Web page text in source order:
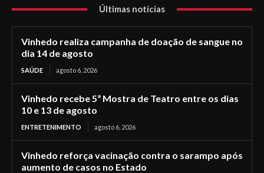
Últimas notícias
Vinhedo realiza campanha de doação de sangue no
dia 14 de agosto
SAÚDE agosto 6, 2026
Vinhedo recebe 5ª Mostra de Teatro entre os dias
10 e 13 de agosto
ENTRETENIMENTO agosto 6, 2026
Vinhedo reforça vacinação contra o sarampo após
aumento de casos no Estado